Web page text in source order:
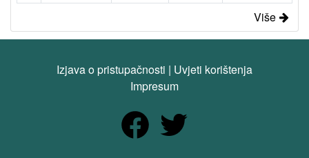
Više
Izjava o pristupačnosti | Uvjeti korištenja
Impresum